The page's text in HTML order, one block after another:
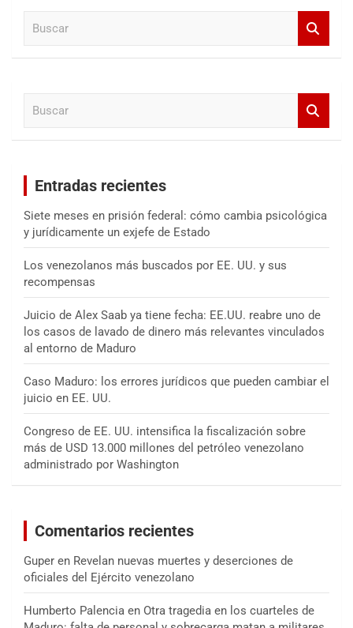
Entradas recientes
Siete meses en prisión federal: cómo cambia psicológica
y jurídicamente un exjefe de Estado
Los venezolanos más buscados por EE. UU. y sus
recompensas
Juicio de Alex Saab ya tiene fecha: EE.UU. reabre uno de
los casos de lavado de dinero más relevantes vinculados
al entorno de Maduro
Caso Maduro: los errores jurídicos que pueden cambiar el
juicio en EE. UU.
Congreso de EE. UU. intensifica la fiscalización sobre
más de USD 13.000 millones del petróleo venezolano
administrado por Washington
Comentarios recientes
Guper en Revelan nuevas muertes y deserciones de
oficiales del Ejército venezolano
Humberto Palencia en Otra tragedia en los cuarteles de